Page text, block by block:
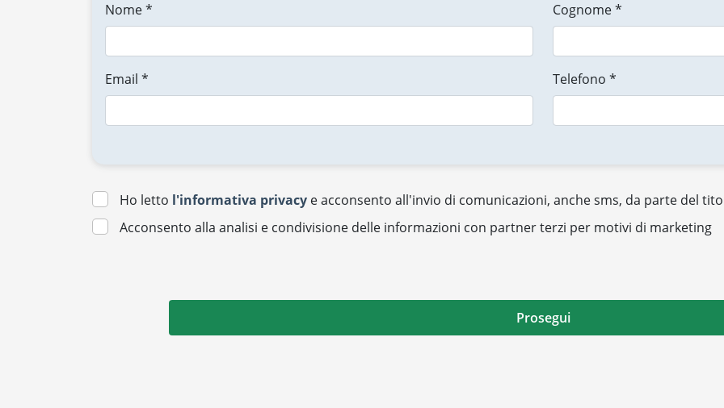
Nome * Cognome *
Email * Telefono *
Ho letto l'informativa privacy e acconsento all'invio di comunicazioni, anche sms, da parte del
Acconsento alla analisi e condivisione delle informazioni con partner terzi per motivi di marketing